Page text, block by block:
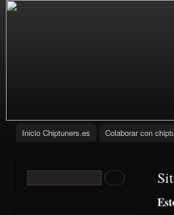
chiptuning,
Menú principal
Inicio Chiptuners.es Colaborar con
Formulario de búsquedaBuscar